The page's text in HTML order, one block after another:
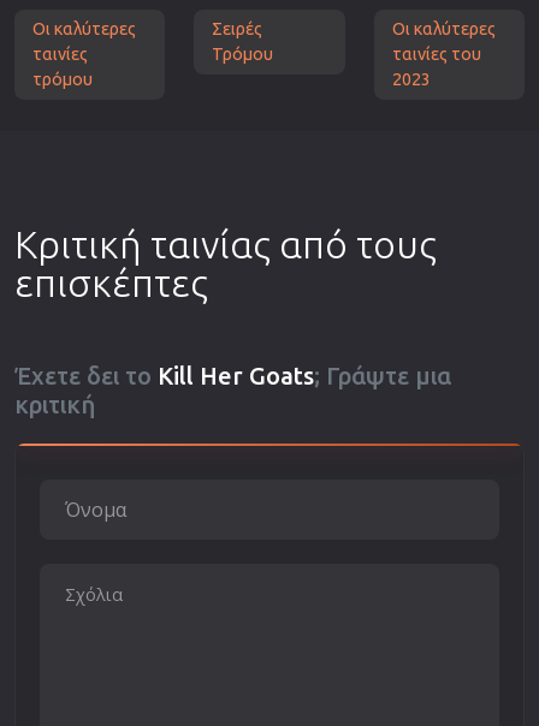
Οι καλύτερες
ταινίες
τρόμου
Σειρές
Τρόμου
Οι καλύτερες
ταινίες του
2023
Κριτική ταινίας από τους
επισκέπτες
Έχετε δει το Kill Her Goats; Γράψτε μια
κριτική